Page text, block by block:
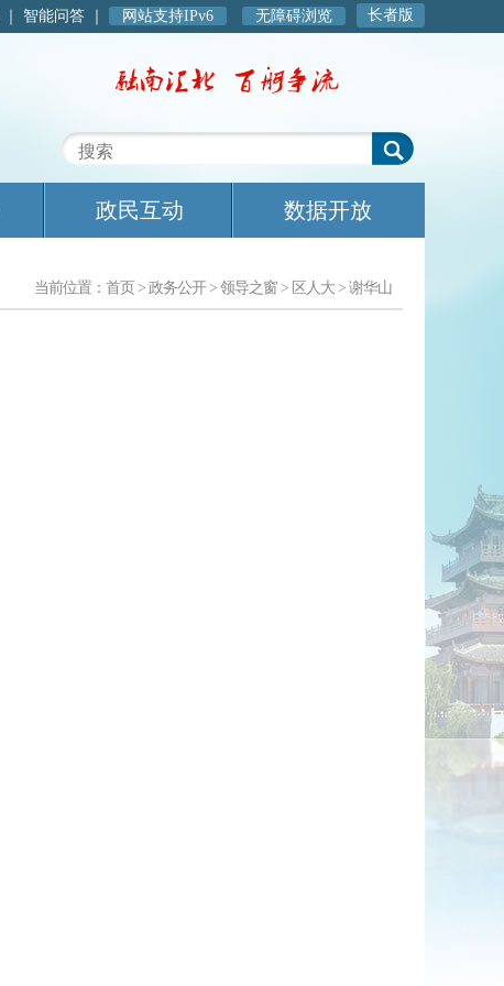
智能问答 网站支持IPv6 无障碍浏览 长者版
政民互动 数据开放
当前位置： 首页 > 政务公开 > 领导之窗 > 区人大 > 谢华山